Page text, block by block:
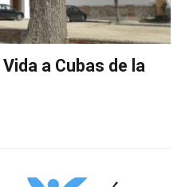
a Cubas de la